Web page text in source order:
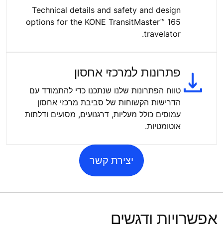
Technical details and safety and design
options for the KONE TransitMaster™ 165
travelator.
פתרונות למרכזי אחסון
טווח הפתרונות שלנו שנתכנו כדי להתמודד עם
הדרישות הקשוחות של סביבת מרכזי אחסון
עמוסים כולל מעליות, דרגנועים, מסועים ודלתות
אוטומטיות.
יצירת קשר
אפשרויות ודגשים